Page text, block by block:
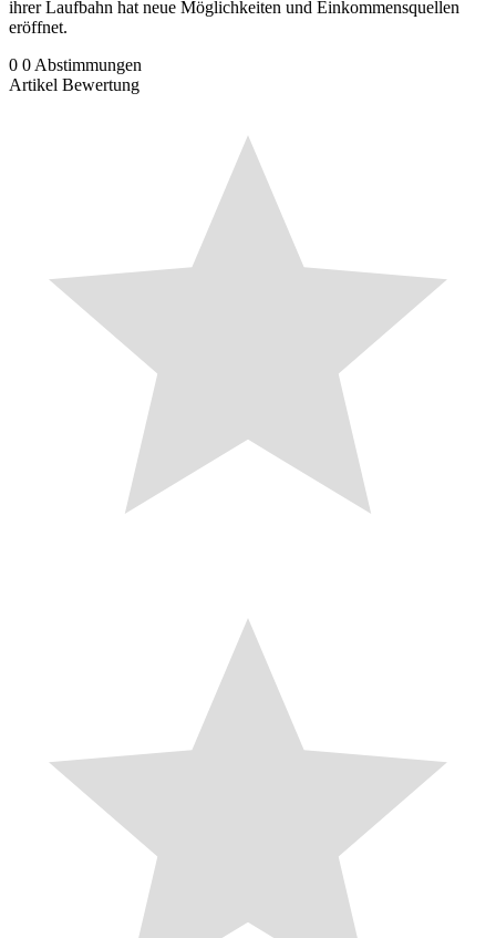
ihrer Laufbahn hat neue Möglichkeiten und Einkommensquellen
eröffnet.
0 0 Abstimmungen
Artikel Bewertung